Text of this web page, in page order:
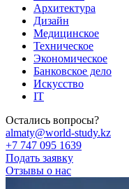
Архитектура
Дизайн
Медицинское
Техническое
Экономическое
Банковское дело
Искусство
IT
Остались вопросы?
almaty@world-study.kz
+7 747 095 1639
Подать заявку
Отзывы о нас